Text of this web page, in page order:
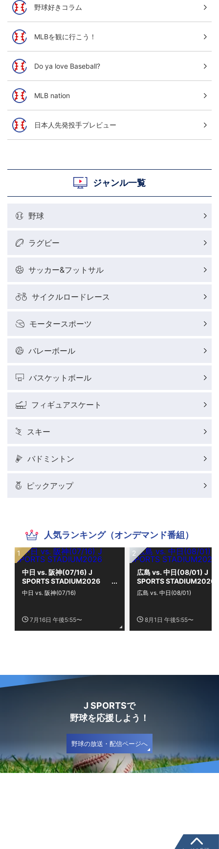
野球好きコラム
MLBを観に行こう！
Do ya love Baseball?
MLB nation
日本人先発投手プレビュー
ジャンル一覧
野球
ラグビー
サッカー&フットサル
サイクルロードレース
モータースポーツ
バレーボール
バスケットボール
フィギュアスケート
スキー
バドミントン
ピックアップ
人気ランキング（オンデマンド番組）
中日 vs. 阪神(07/16) J
SPORTS STADIUM2026
7月16日 午後5:55〜
中日 vs. 阪神(07/16)
広島 vs. 中日(08/01) J
SPORTS STADIUM2026
8月1日 午後5:55〜
広島 vs. 中日(08/01)
J SPORTSで
野球を応援しよう！
野球の放送・配信ページへ